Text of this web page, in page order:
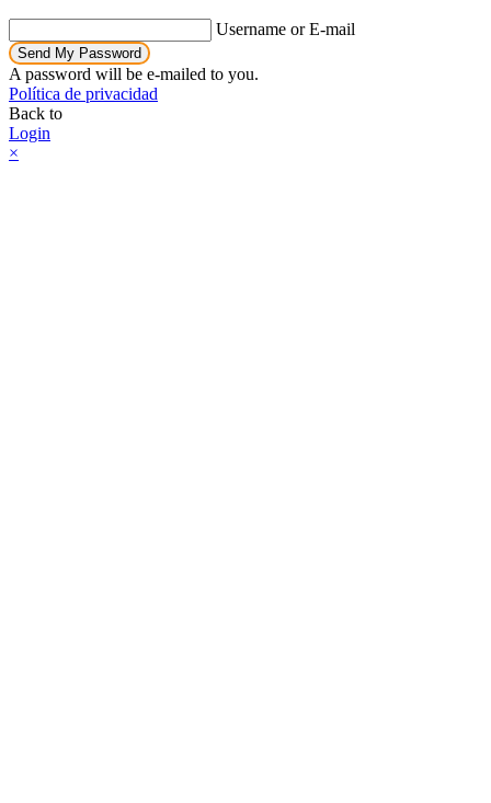
Username or E-mail
Send My Password
A password will be e-mailed to you.
Política de privacidad
Back to
Login
×